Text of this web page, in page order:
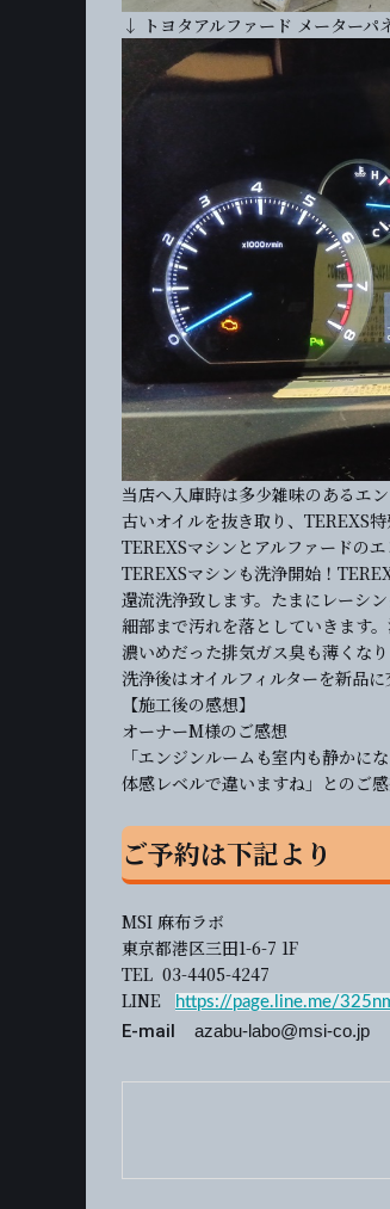
↓ トヨタアルファード メーターパ
当店へ入庫時は多少雑味のあるエ
古いオイルを抜き取り、TEREXS
TEREXSマシンとアルファードの
TEREXSマシンも洗浄開始！
還流洗浄致します。たまにレーシ
細部まで汚れを落としていきます
濃いめだった排気ガス臭も薄くなり
洗浄後はオイルフィルターを新品
【施工後の感想】
オーナーM様のご感想
「エンジンルームも室内も静かに
体感レベルで違いますね」とのご感
ご予約は下記より
MSI 麻布ラボ
東京都港区三田1-6-7 1F
TEL 03-4405-4247
LINE
https://page.line.me/
E-mail azabu-labo@msi-co.jp